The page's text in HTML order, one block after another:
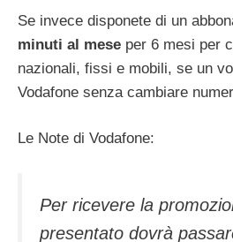
Se invece disponete di un
minuti al mese per 6 mesi per
nazionali, fissi e mobili, se un
Vodafone senza cambiare
Le Note di Vodafone:
Per ricevere la
presentato dovrà